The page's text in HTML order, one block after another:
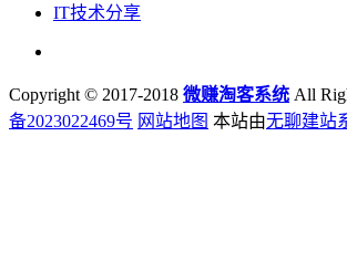
IT技术分享
Copyright © 2017-2018 微赚淘客系统 All
备2023022469号 网站地图 本站由无聊建站